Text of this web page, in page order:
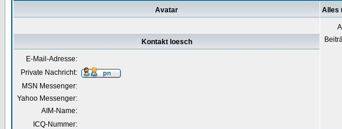
Avatar Alles
Kontakt loesch
E-Mail-Adresse:
Private Nachricht:
MSN Messenger:
Yahoo Messenger:
AIM-Name:
ICQ-Nummer: